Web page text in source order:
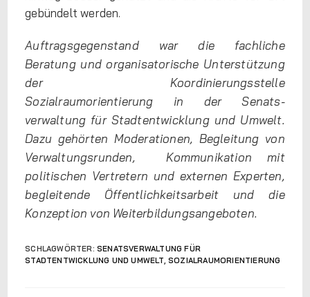
gebündelt werden.
Auftragsgegenstand war die fachliche
Beratung und organisatorische Unterstützung
der Koordinierungsstelle
Sozialraumorientierung in der Senats-
verwaltung für Stadtentwicklung und Umwelt.
Dazu gehörten Moderationen, Begleitung von
Verwaltungsrunden, Kommunikation mit
politischen Vertretern und externen Experten,
begleitende Öffentlichkeitsarbeit und die
Konzeption von Weiterbildungsangeboten.
SCHLAGWÖRTER:SENATSVERWALTUNG FÜR
STADTENTWICKLUNG UND UMWELT, SOZIALRAUMORIENTIERUNG